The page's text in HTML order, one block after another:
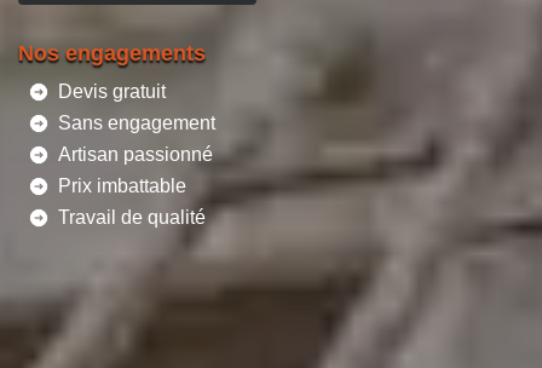
Nos engagements
Devis gratuit
Sans engagement
Artisan passionné
Prix imbattable
Travail de qualité